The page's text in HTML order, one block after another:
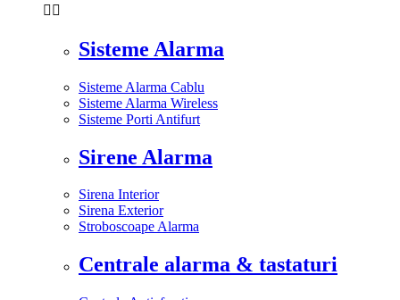
 
Sisteme Alarma
Sisteme Alarma Cablu
Sisteme Alarma Wireless
Sisteme Porti Antifurt
Sirene Alarma
Sirena Interior
Sirena Exterior
Stroboscoape Alarma
Centrale alarma & tastaturi